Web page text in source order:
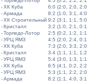
-ХК Куба
6:0 (2:0, 2:0,
-Армада
8:2 (1:0, 3:1,
-ХК Строительный 9:2 (3:1, 1:1,
-Кристалл
3:2 (1:0, 2:1,
-Торпедо-Лотор
2:5 (0:2, 1:2,
-УРЦ ЯМЗ
4:5 (2:0, 2:4,
-ХК Куба
7:3 (2:0, 3:3,
-Кристалл
3:4 (1:1, 1:1,
-УРЦ ЯМЗ
5:4 (3:0, 1:3,
-ХК Куба
6:5 (4:1, 0:2,
-УРЦ ЯМЗ
5:3 (1:1, 2:2,
-Армада
8:2 (1:1, 4:0,